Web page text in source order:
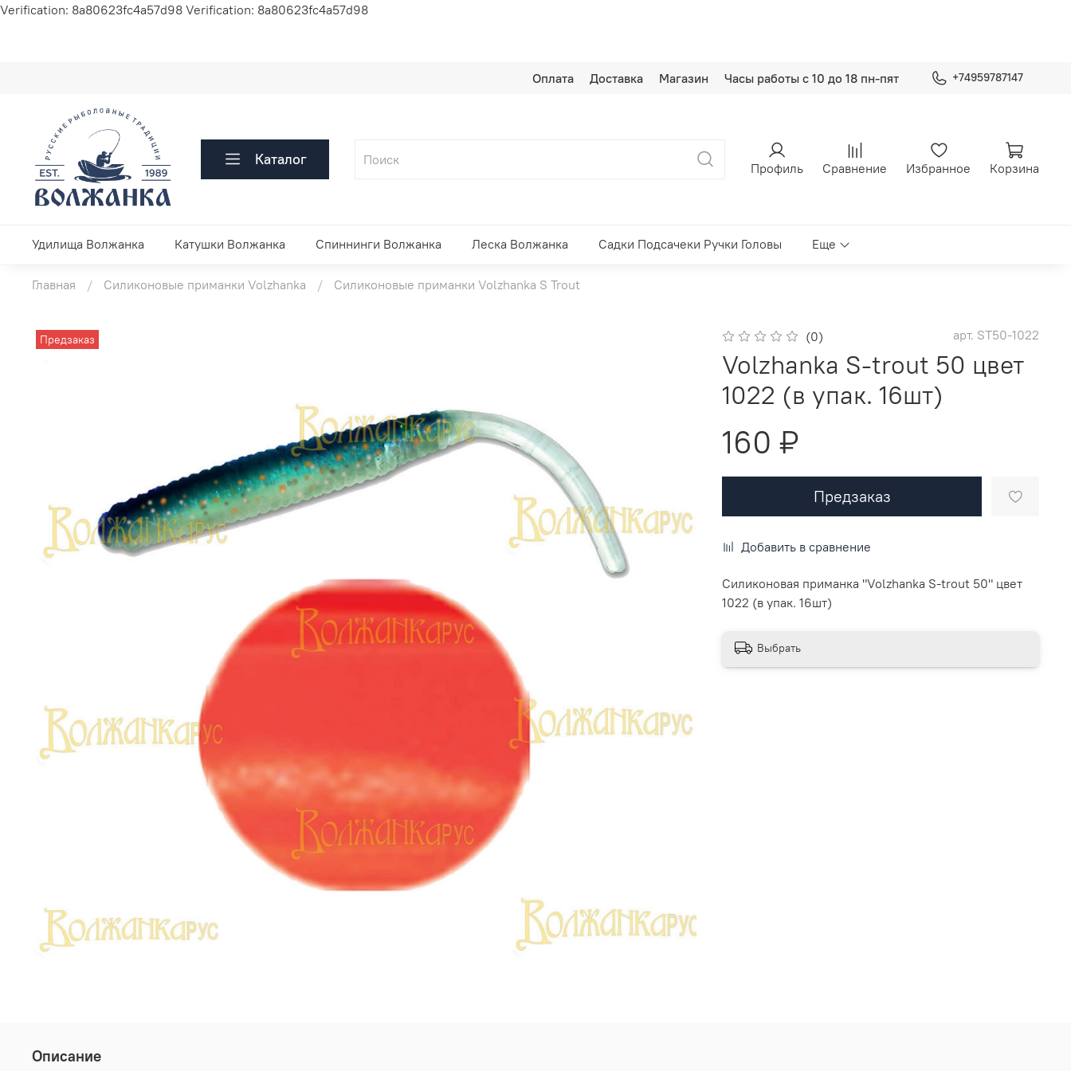
Verification: 8a80623fc4a57d98 Verification: 8a80623fc4a57d98
Оплата Доставка Магазин Часы работы с 10 до 18 пн-пят +74959787147
Каталог Профиль Сравнение Избранное Корзина
Удилища Волжанка Катушки Волжанка Спиннинги Волжанка Леска Волжанка Садки Подсачеки Ручки Головы Еще
Главная Силиконовые приманки Volzhanka Силиконовые приманки Volzhanka S Trout
Предзаказ (0) арт. ST50-1022
Volzhanka S-trout 50 цвет
1022 (в упак. 16шт)
160 ₽
Предзаказ
Добавить в сравнение
Силиконовая приманка "Volzhanka S-trout 50" цвет
1022 (в упак. 16шт)
Выбрать
Описание